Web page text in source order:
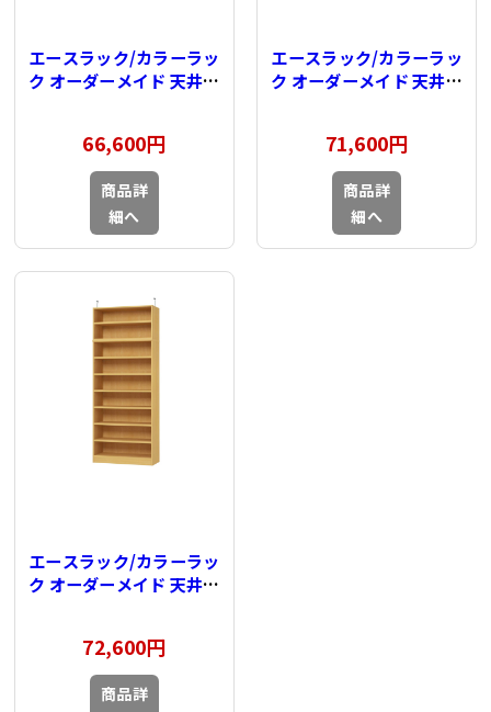
エースラック/カラーラッ
ク オーダーメイド 天井突
70cm（タフタイプ）
66,600円
商品詳
細へ
エースラック/カラーラッ
ク オーダーメイド 天井突
80cm（タフタイプ）
71,600円
商品詳
細へ
エースラック/カラーラッ
ク オーダーメイド 天井突
90cm（タフタイプ）
72,600円
商品詳